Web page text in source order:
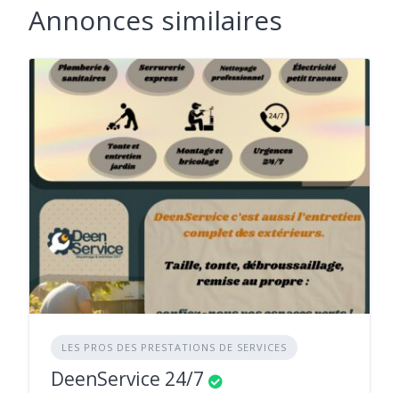
Annonces similaires
LES PROS DES PRESTATIONS DE SERVICES
DeenService 24/7